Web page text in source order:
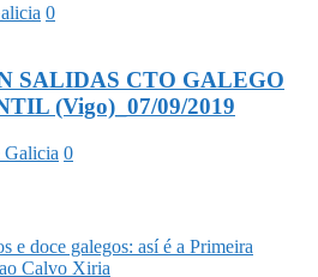
0
SALIDAS CTO GALEGO
(Vigo)_07/09/2019
Galicia 0